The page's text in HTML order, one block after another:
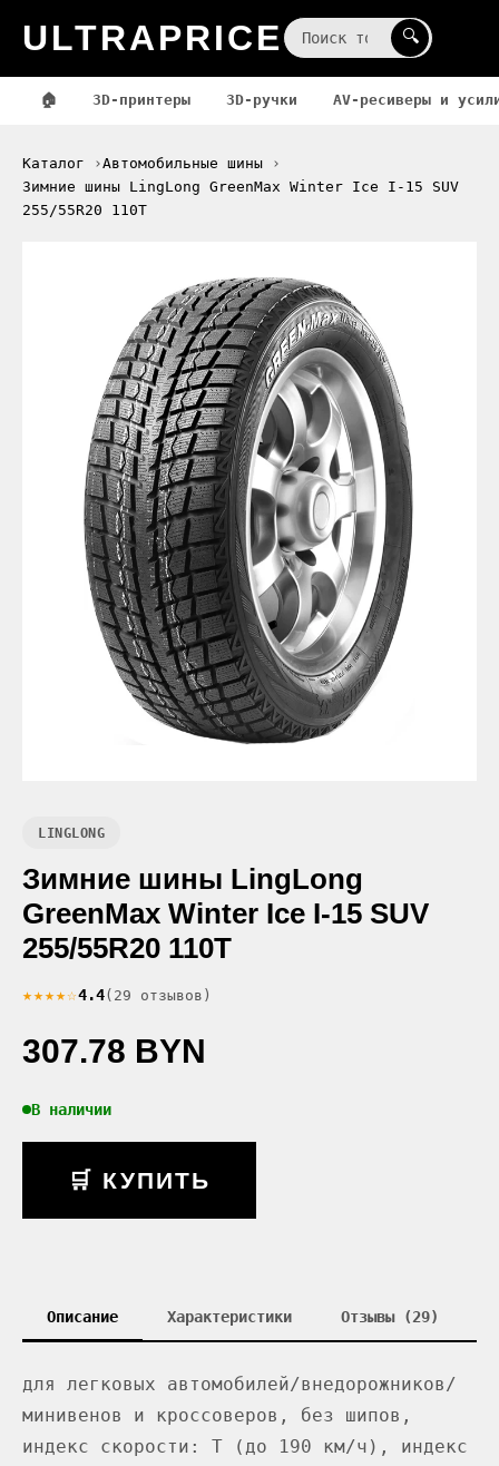
ULTRAPRICE 🔍
🏠 3D-принтеры 3D-ручки AV-ресиверы и
Каталог
Автомобильные шины
Зимние шины LingLong GreenMax Winter Ice I-15 SUV
255/55R20 110T
LINGLONG
Зимние шины LingLong
GreenMax Winter Ice I-15 SUV
255/55R20 110T
★★★★☆4.4(29 отзывов)
307.78 BYN
В наличии
🛒 КУПИТЬ
Описание Характеристики Отзывы (29)
для легковых автомобилей/внедорожников/
минивенов и кроссоверов, без шипов,
индекс скорости: T (до 190 км/ч), индекс